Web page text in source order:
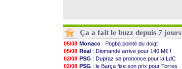
Ça a fait le buzz depuis 7 jours
05/08 Monaco : Pogba pointé du doigt
05/08 Real : Diomandé arrive pour 140 M€ !
02/08 PSG : Dupraz se prononce pour la LdC
02/08 PSG : le Barça fixe son prix pour Torres